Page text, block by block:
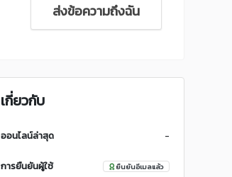
ส่งข้อความถึงฉัน
เกี่ยวกับ
ออนไลน์ล่าสุด -
การยืนยันผู้ใช้ ยืนยันอีเมลแล้ว